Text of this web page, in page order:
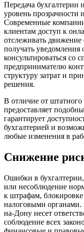
Передача бухгалтерии
уровень
Современные
клиентам доступ к
отслеживать движение
получать
консультироваться со
предпринимателю
структуру затрат и
решения.
В отличие от штатного
предоставляет
гарантирует
бухгалтерией и
любые изменения в
Снижение
Ошибки в бухгалтерии,
или несоблюдение
к штрафам,
налоговыми органами.
на-Дону несет
соблюдение всех